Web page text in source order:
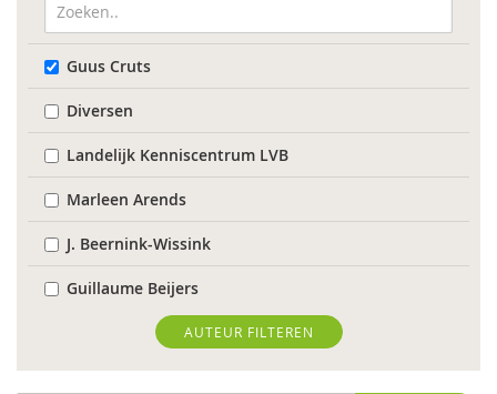
Guus Cruts
Diversen
Landelijk Kenniscentrum LVB
Marleen Arends
J. Beernink-Wissink
Guillaume Beijers
Femke Berends
Ingeborg Berger
AUTEUR FILTEREN